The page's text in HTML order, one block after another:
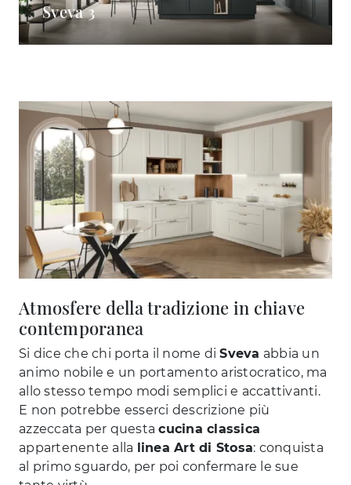
Sveva 3
Atmosfere della tradizione in chiave
contemporanea
Si dice che chi porta il nome diSveva abbia un
animo nobile e un portamento aristocratico, ma
allo stesso tempo modi semplici e accattivanti.
E non potrebbe esserci descrizione più
azzeccata per questacucina classica
appartenente alla linea Art di Stosa: conquista
al primo sguardo, per poi confermare le sue